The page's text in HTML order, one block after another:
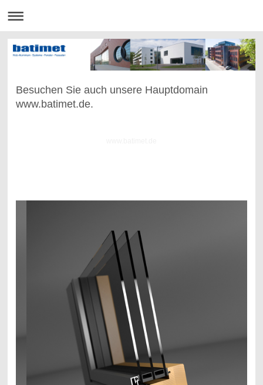
Besuchen Sie auch unsere Hauptdomain
www.batimet.de.